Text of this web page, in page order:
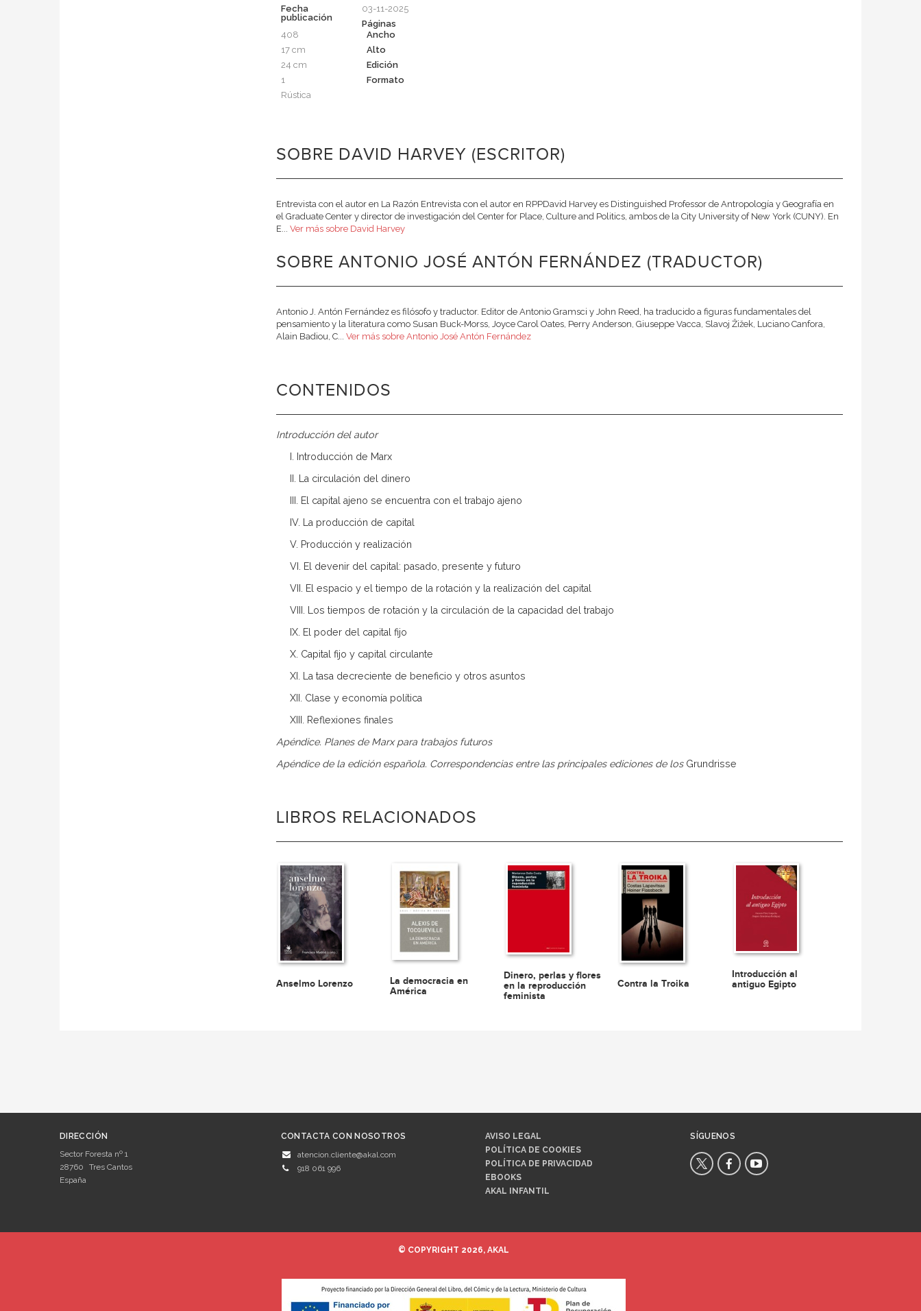
Fecha
publicación
03-11-2025
Páginas
408
Ancho
17 cm
Alto
24 cm
Edición
1
Formato
Rústica
SOBRE DAVID HARVEY (ESCRITOR)
Entrevista con el autor en La Razón Entrevista con el autor en RPPDavid Harvey es Distinguished Professor de Antropología y Geografía en
el Graduate Center y director de investigación del Center for Place, Culture and Politics, ambos de la City University of New York (CUNY). En
E... Ver más sobre David Harvey
SOBRE ANTONIO JOSÉ ANTÓN FERNÁNDEZ (TRADUCTOR)
Antonio J. Antón Fernández es filósofo y traductor. Editor de Antonio Gramsci y John Reed, ha traducido a figuras fundamentales del
pensamiento y la literatura como Susan Buck-Morss, Joyce Carol Oates, Perry Anderson, Giuseppe Vacca, Slavoj Žižek, Luciano Canfora,
Alain Badiou, C... Ver más sobre Antonio José Antón Fernández
CONTENIDOS
Introducción del autor
I. Introducción de Marx
II. La circulación del dinero
III. El capital ajeno se encuentra con el trabajo ajeno
IV. La producción de capital
V. Producción y realización
VI. El devenir del capital: pasado, presente y futuro
VII. El espacio y el tiempo de la rotación y la realización del capital
VIII. Los tiempos de rotación y la circulación de la capacidad del trabajo
IX. El poder del capital fijo
X. Capital fijo y capital circulante
XI. La tasa decreciente de beneficio y otros asuntos
XII. Clase y economía política
XIII. Reflexiones finales
Apéndice. Planes de Marx para trabajos futuros
Apéndice de la edición española. Correspondencias entre las principales ediciones de los Grundrisse
LIBROS RELACIONADOS
Anselmo Lorenzo
La democracia en
América
Dinero, perlas y flores
en la reproducción
feminista
Contra la Troika
Introducción al
antiguo Egipto
DIRECCIÓN
Sector Foresta nº 1
28760
Tres Cantos
España
CONTACTA CON NOSOTROS
atencion.cliente@akal.com
918 061 996
AVISO LEGAL
POLÍTICA DE COOKIES
POLÍTICA DE PRIVACIDAD
EBOOKS
AKAL INFANTIL
SÍGUENOS
© COPYRIGHT 2026, AKAL